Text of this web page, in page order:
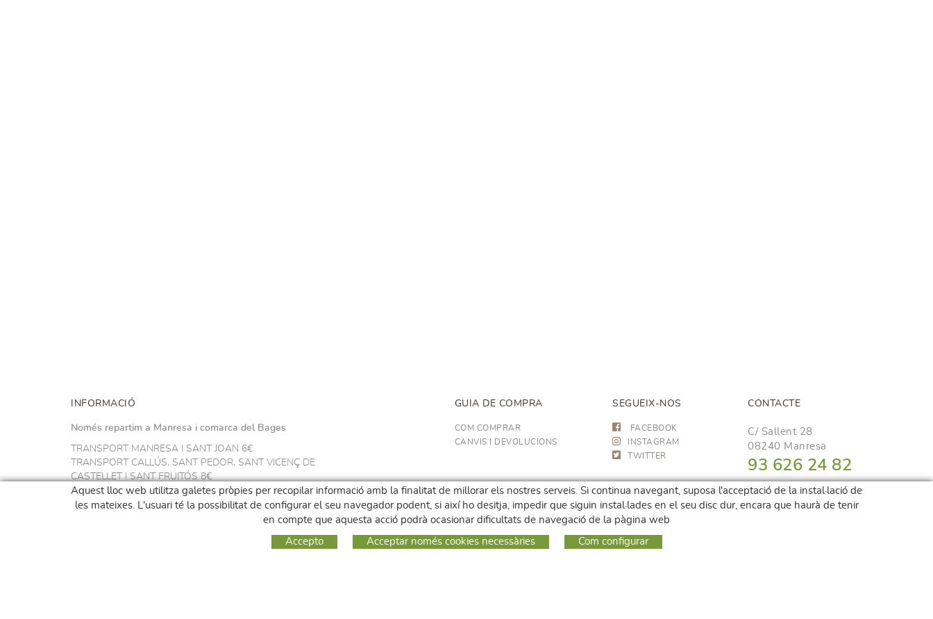
INFORMACIÓ
Només repartim a Manresa i comarca del Bages
TRANSPORT MANRESA I SANT JOAN 6€
TRANSPORT CALLÚS, SANT PEDOR, SANT VICENÇ DE
CASTELLET I SANT FRUITÓS 8€
TRANSPORT NAVARCLES I ARTÉS 10€
TRANSPORT A LA RESTA DEL BAGES 14€
Podeu recollir la vostra comada sense cost de transport
GUIA DE COMPRA
COM COMPRAR
CANVIS I DEVOLUCIONS
SEGUEIX-NOS
FACEBOOK
INSTAGRAM
TWITTER
CONTACTE
C/ Sallent 28
08240 Manresa
93 626 24 82
689 48 94 10
hola@frescoop.coop
Aquest lloc web utilitza galetes pròpies per recopilar informació amb la finalitat de millorar els nostres serveis. Si continua navegant, suposa l'acceptació de la instal·lació de
les mateixes. L'usuari té la possibilitat de configurar el seu navegador podent, si així ho desitja, impedir que siguin instal·lades en el seu disc dur, encara que haurà de tenir
en compte que aquesta acció podrà ocasionar dificultats de navegació de la pàgina web
Accepto Acceptar només cookies necessàries Com configurar